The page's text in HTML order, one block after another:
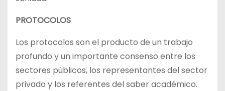
PROTOCOLOS
Los protocolos son el producto de un trabajo
profundo y un importante consenso entre los
sectores públicos, los representantes del sector
privado y los referentes del saber académico.